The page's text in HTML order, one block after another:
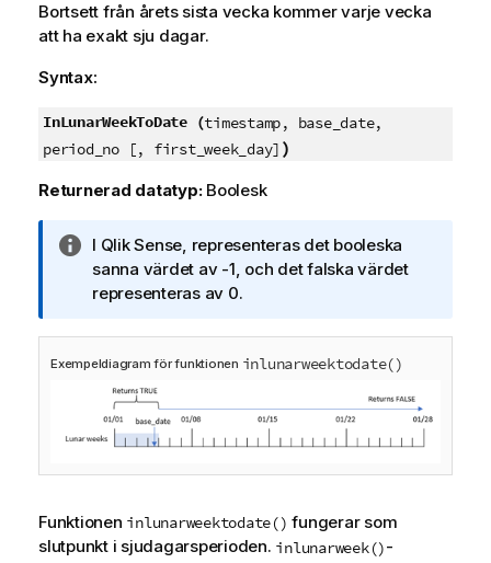
Bortsett från årets sista vecka kommer varje vecka
att ha exakt sju dagar.
Syntax:
InLunarWeekToDate (timestamp, base_date,
period_no [, first_week_day] )
Returnerad datatyp: Boolesk
A
n
t
c
k
n
i
n
I Qlik Sense, representeras det booleska
sanna värdet av -1, och det falska värdet
representeras av 0.
Exempeldiagram för funktionen inlunarweektodate()
Funktionen inlunarweektodate() fungerar som
slutpunkt i sjudagarsperioden. inlunarweek()-